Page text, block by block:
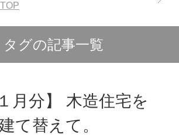
タグの記事一覧
月分】 木造住宅を
て替えて。